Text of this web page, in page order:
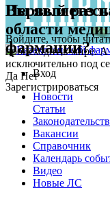
Первый раз
Войдите, чтобы
происходит в мире. А
исключительно под
Зарегистрироваться
Вы
области
фармации?
Да НетВход
Новости
Статьи
Вакансии
Справочник
Календарь
Видео
Новые ЛС